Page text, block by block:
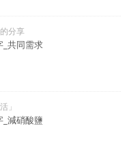
分享
_共同需求
」
減硝酸鹽